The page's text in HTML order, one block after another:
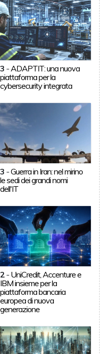
3 - ADAPTIT: una nuova
piattaforma per la
cybersecurity integrata
3 -Guerra in Iran: nel mirino
le sedi dei grandi nomi
dell'IT
2 - UniCredit, Accenture e
IBM insieme per la
piattaforma bancaria
europea di nuova
generazione